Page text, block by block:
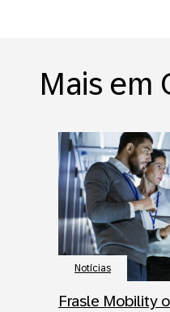
Mais em
Notícias
Frasle Mobility